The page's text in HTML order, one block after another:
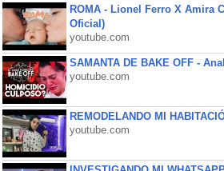
ROMA - Lionel Ferro X Amira
Oficial)
youtube.com
SAMANTA DE BAKE OFF -
youtube.com
REMODELANDO MI
youtube.com